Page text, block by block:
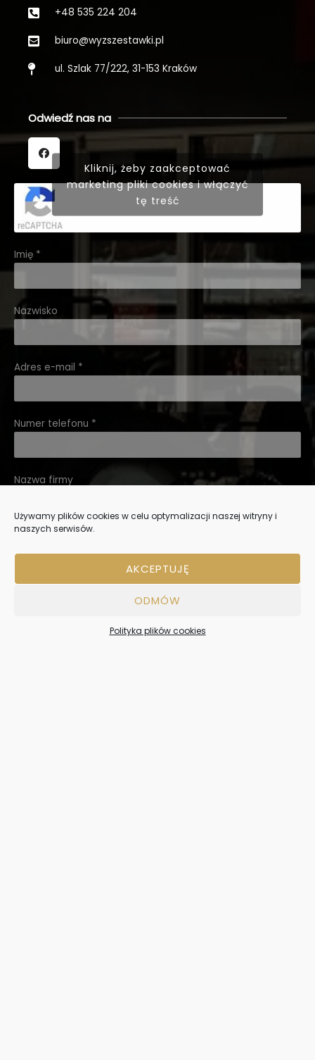
Używamy plików cookies w celu optymalizacji naszej witryny i
naszych serwisów.
AKCEPTUJĘ
ODMÓW
Polityka plików cookies
+48 535 224 204
biuro@wyzszestawki.pl
ul. Szlak 77/222, 31-153 Kraków
Odwiedź nas na
Kliknij, żeby zaakceptować
marketing pliki cookies i włączyć
tę treść
Imię *
Nazwisko
Adres e-mail *
Numer telefonu *
Nazwa firmy
Wpisz wiadomość